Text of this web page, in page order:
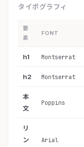
タイポグラフィ
要
素
FONT
h1 Montserrat
h2 Montserrat
本
文
Poppins
リ
ン
Arial